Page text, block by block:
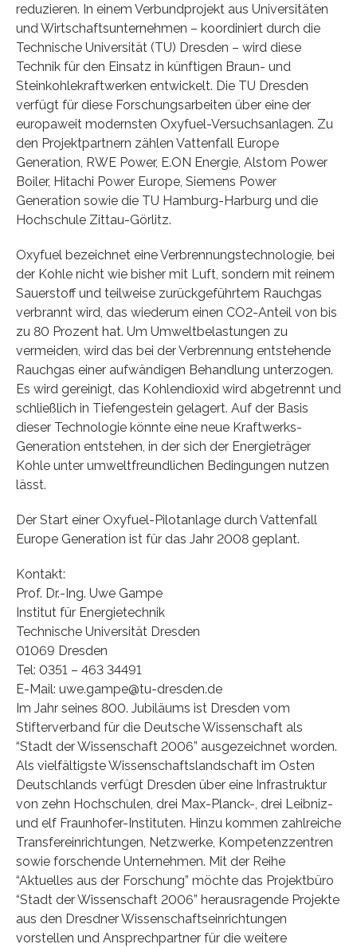
reduzieren. In einem Verbundprojekt aus Universitäten
und Wirtschaftsunternehmen – koordiniert durch die
Technische Universität (TU) Dresden – wird diese
Technik für den Einsatz in künftigen Braun- und
Steinkohlekraftwerken entwickelt. Die TU Dresden
verfügt für diese Forschungsarbeiten über eine der
europaweit modernsten Oxyfuel-Versuchsanlagen. Zu
den Projektpartnern zählen Vattenfall Europe
Generation, RWE Power, E.ON Energie, Alstom Power
Boiler, Hitachi Power Europe, Siemens Power
Generation sowie die TU Hamburg-Harburg und die
Hochschule Zittau-Görlitz.
Oxyfuel bezeichnet eine Verbrennungstechnologie, bei
der Kohle nicht wie bisher mit Luft, sondern mit reinem
Sauerstoff und teilweise zurückgeführtem Rauchgas
verbrannt wird, das wiederum einen CO2-Anteil von bis
zu 80 Prozent hat. Um Umweltbelastungen zu
vermeiden, wird das bei der Verbrennung entstehende
Rauchgas einer aufwändigen Behandlung unterzogen.
Es wird gereinigt, das Kohlendioxid wird abgetrennt und
schließlich in Tiefengestein gelagert. Auf der Basis
dieser Technologie könnte eine neue Kraftwerks-
Generation entstehen, in der sich der Energieträger
Kohle unter umweltfreundlichen Bedingungen nutzen
lässt.
Der Start einer Oxyfuel-Pilotanlage durch Vattenfall
Europe Generation ist für das Jahr 2008 geplant.
Kontakt:
Prof. Dr.-Ing. Uwe Gampe
Institut für Energietechnik
Technische Universität Dresden
01069 Dresden
Tel: 0351 – 463 34491
E-Mail: uwe.gampe@tu-dresden.de
Im Jahr seines 800. Jubiläums ist Dresden vom
Stifterverband für die Deutsche Wissenschaft als
“Stadt der Wissenschaft 2006” ausgezeichnet worden.
Als vielfältigste Wissenschaftslandschaft im Osten
Deutschlands verfügt Dresden über eine Infrastruktur
von zehn Hochschulen, drei Max-Planck-, drei Leibniz-
und elf Fraunhofer-Instituten. Hinzu kommen zahlreiche
Transfereinrichtungen, Netzwerke, Kompetenzzentren
sowie forschende Unternehmen. Mit der Reihe
“Aktuelles aus der Forschung” möchte das Projektbüro
“Stadt der Wissenschaft 2006” herausragende Projekte
aus den Dresdner Wissenschaftseinrichtungen
vorstellen und Ansprechpartner für die weitere